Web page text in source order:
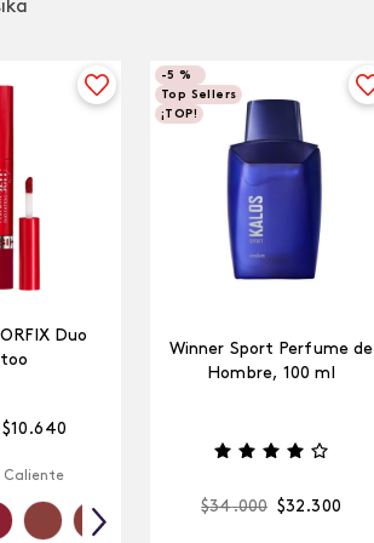
Duo
$10 .640
Caliente
-5 %
Top Sellers
¡TOP!
Winner Sport Perfume de
Hombre, 100 ml
$34.000 $32 .300